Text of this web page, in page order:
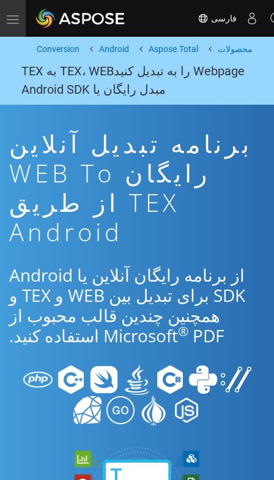
Toggle navigation فارسی
محصولات Aspose.Total
Android
Conversion
Webpage را به تبدیل کنیدTEX، WEB به TEX
مبدل رایگان یا Android SDK
برنامه تبدیل آنلاین
رایگان WEB To
TEX از طریق
Android
از برنامه رایگان آنلاین یا Android
SDK برای تبدیل بین WEB و TEX و
همچنین چندین قالب محبوب از
Microsoft® PDF استفاده کنید.